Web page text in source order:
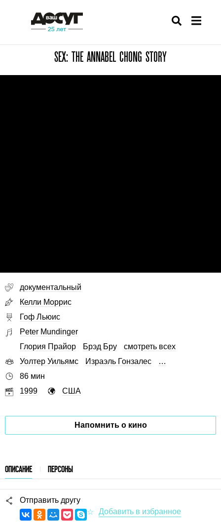
SEX: THE ANNABEL CHONG STORY
документальный
Келли Моррис
Гоф Льюис
Peter Mundinger
Глория Прайор
Брэд Бру
смотреть всех
Уолтер Уильямс
Израэль Гонзалес
…
86 мин
1999
США
Напомнить о кино
ОПИСАНИЕ ПЕРСОНЫ
Отправить другу